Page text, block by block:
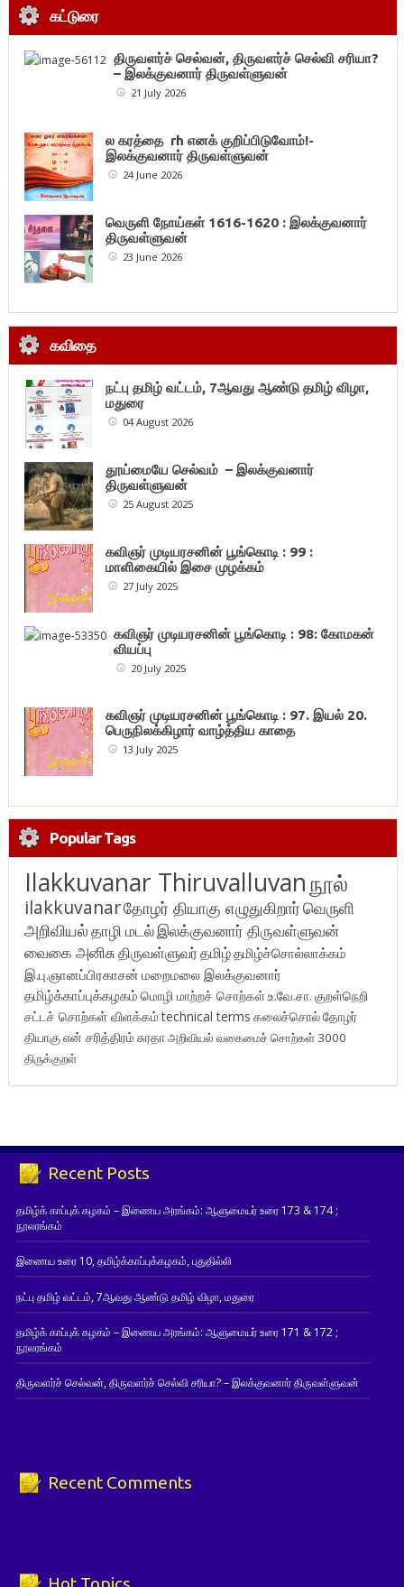
கட்டுரை
திருவளர்ச் செல்வன், திருவளர்ச் செல்வி சரியா?
– இலக்குவனார் திருவள்ளுவன்
21 July 2026
ல கரத்தை rh எனக் குறிப்பிடுவோம்!-
இலக்குவனார் திருவள்ளுவன்
24 June 2026
வெருளி நோய்கள் 1616-1620 : இலக்குவனார்
திருவள்ளுவன்
23 June 2026
கவிதை
நட்பு தமிழ் வட்டம், 7ஆவது ஆண்டு தமிழ் விழா,
மதுரை
04 August 2026
தூய்மையே செல்வம் – இலக்குவனார்
திருவள்ளுவன்
25 August 2025
கவிஞர் முடியரசனின் பூங்கொடி : 99 :
மாளிகையில் இசை முழக்கம்
27 July 2025
கவிஞர் முடியரசனின் பூங்கொடி : 98: கோமகன்
வியப்பு
20 July 2025
கவிஞர் முடியரசனின் பூங்கொடி : 97. இயல் 20.
பெருநிலக்கிழார் வாழ்த்திய காதை
13 July 2025
Popular Tags
Ilakkuvanar Thiruvalluvanநூல்
ilakkuvanarதோழர் தியாகு எழுதுகிறார்வெருளி
அறிவியல்தாழி மடல்இலக்குவனார் திருவள்ளுவன்
வைகை அனிசுதிருவள்ளுவர்தமிழ்தமிழ்ச்சொல்லாக்கம்
இ.பு.ஞானப்பிரகாசன் மறைமலை இலக்குவனார்
தமிழ்க்காப்புக்கழகம் மொழி மாற்றச் சொற்கள்உ.வே.சா. குறள்நெறி
சட்டச் சொற்கள் விளக்கம்technical terms கலைச்சொல்தோழர்
தியாகுஎன் சரித்திரம்சுரதாஅறிவியல் வகைமைச் சொற்கள் 3000
திருக்குறள்
Recent Posts
தமிழ்க் காப்புக் கழகம் – இணைய அரங்கம்: ஆளுமையர் உரை 173 & 174 ;
நூலரங்கம்
இணைய உரை 10, தமிழ்க்காப்புக்கழகம், புதுதில்லி
நட்பு தமிழ் வட்டம், 7ஆவது ஆண்டு தமிழ் விழா, மதுரை
தமிழ்க் காப்புக் கழகம் – இணைய அரங்கம்: ஆளுமையர் உரை 171 & 172 ;
நூலரங்கம்
திருவளர்ச் செல்வன், திருவளர்ச் செல்வி சரியா? – இலக்குவனார் திருவள்ளுவன்
Recent Comments